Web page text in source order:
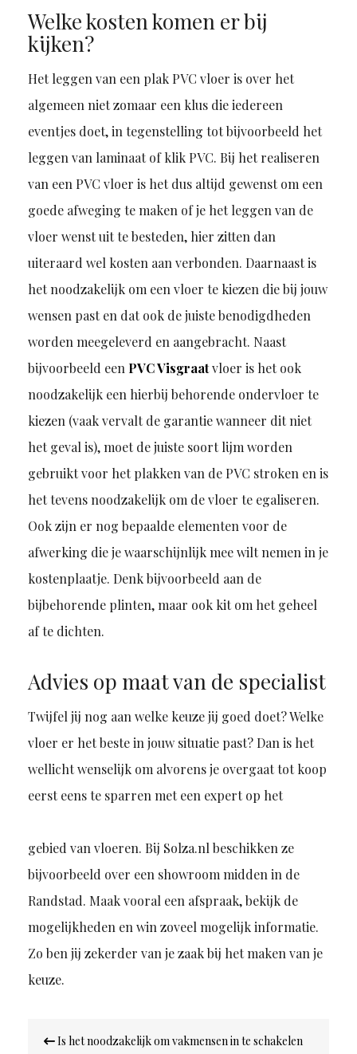
Welke kosten komen er bij
kijken?
Het leggen van een plak PVC vloer is over het
algemeen niet zomaar een klus die iedereen
eventjes doet, in tegenstelling tot bijvoorbeeld het
leggen van laminaat of klik PVC. Bij het realiseren
van een PVC vloer is het dus altijd gewenst om een
goede afweging te maken of je het leggen van de
vloer wenst uit te besteden, hier zitten dan
uiteraard wel kosten aan verbonden. Daarnaast is
het noodzakelijk om een vloer te kiezen die bij jouw
wensen past en dat ook de juiste benodigdheden
worden meegeleverd en aangebracht. Naast
bijvoorbeeld een PVC Visgraatvloer is het ook
noodzakelijk een hierbij behorende ondervloer te
kiezen (vaak vervalt de garantie wanneer dit niet
het geval is), moet de juiste soort lijm worden
gebruikt voor het plakken van de PVC stroken en is
het tevens noodzakelijk om de vloer te egaliseren.
Ook zijn er nog bepaalde elementen voor de
afwerking die je waarschijnlijk mee wilt nemen in je
kostenplaatje. Denk bijvoorbeeld aan de
bijbehorende plinten, maar ook kit om het geheel
af te dichten.
Advies op maat van de specialist
Twijfel jij nog aan welke keuze jij goed doet? Welke
vloer er het beste in jouw situatie past? Dan is het
wellicht wenselijk om alvorens je overgaat tot koop
eerst eens te sparren met een expert op het
gebied van vloeren. Bij Solza.nl beschikken ze
bijvoorbeeld over een showroom midden in de
Randstad. Maak vooral een afspraak, bekijk de
mogelijkheden en win zoveel mogelijk informatie.
Zo ben jij zekerder van je zaak bij het maken van je
keuze.
Is het noodzakelijk om vakmensen in te schakelen